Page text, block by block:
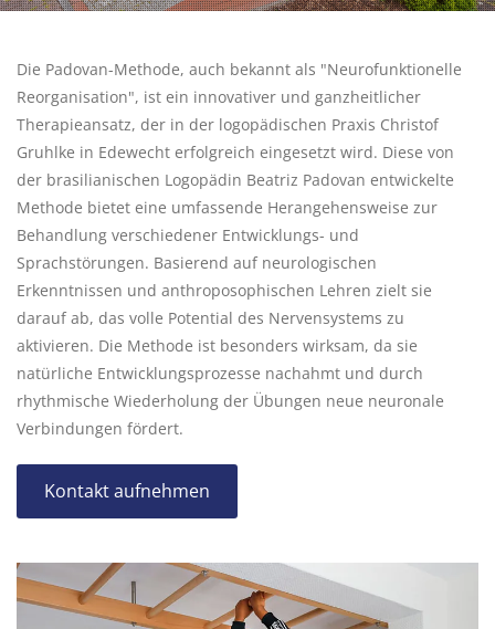
Die Padovan-Methode, auch bekannt als "Neurofunktionelle
Reorganisation", ist ein innovativer und ganzheitlicher
Therapieansatz, der in der logopädischen Praxis Christof
Gruhlke in Edewecht erfolgreich eingesetzt wird. Diese von
der brasilianischen Logopädin Beatriz Padovan entwickelte
Methode bietet eine umfassende Herangehensweise zur
Behandlung verschiedener Entwicklungs- und
Sprachstörungen. Basierend auf neurologischen
Erkenntnissen und anthroposophischen Lehren zielt sie
darauf ab, das volle Potential des Nervensystems zu
aktivieren. Die Methode ist besonders wirksam, da sie
natürliche Entwicklungsprozesse nachahmt und durch
rhythmische Wiederholung der Übungen neue neuronale
Verbindungen fördert.
Kontakt aufnehmen